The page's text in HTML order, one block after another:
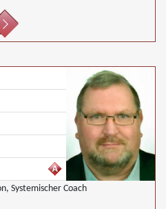
Systemischer Coach